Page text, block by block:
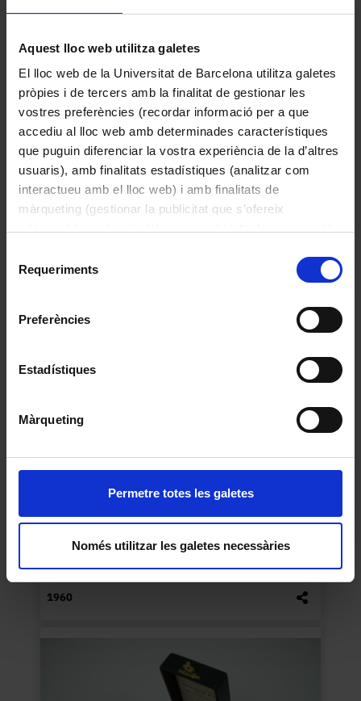
Aquest lloc web utilitza galetes
El lloc web de la Universitat de Barcelona utilitza galetes
pròpies i de tercers amb la finalitat de gestionar les
vostres preferències (recordar informació per a que
accediu al lloc web amb determinades característiques
que puguin diferenciar la vostra experiència de la d’altres
usuaris), amb finalitats estadístiques (analitzar com
interactueu amb el lloc web) i amb finalitats de
màrqueting (gestionar la publicitat que s’ofereix
consultar laPolítica de galetes del lloc web de la
Requeriments
Preferències
Estadístiques
Màrqueting
Permetre totes les galetes
Només utilitzar les galetes necessàries
1950
Conjunt didàctic per a experiments d’electricitat
Micròtom manual de taula
Desconegut
1960